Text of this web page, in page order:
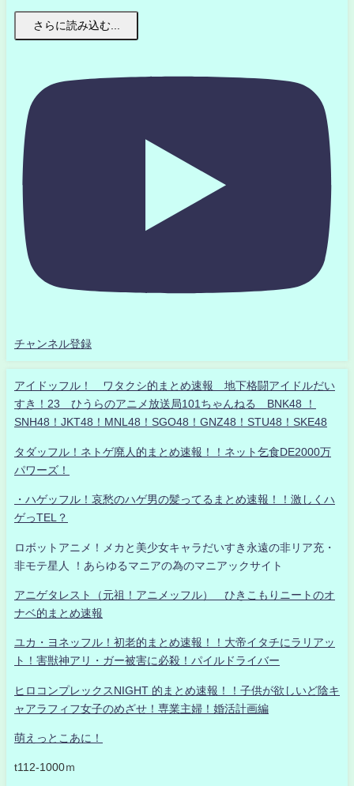
さらに読み込む...
チャンネル登録
アイドッフル！ ワタクシ的まとめ速報 地下格闘アイドルだい
すき！23 ひうらのアニメ放送局101ちゃんねる BNK48 ！
SNH48！JKT48！MNL48！SGO48！GNZ48！STU48！SKE48
タダッフル！ネトゲ廃人的まとめ速報！！ネット乞食DE2000万
パワーズ！
・ハゲッフル！哀愁のハゲ男の髪ってるまとめ速報！！激しくハ
ゲっTEL？
ロボットアニメ！メカと美少女キャラだいすき永遠の非リア充・
非モテ星人 ！あらゆるマニアの為のマニアックサイト
アニゲタレスト（元祖！アニメッフル） ひきこもりニートのオ
ナベ的まとめ速報
ユカ・ヨネッフル！初老的まとめ速報！！大帝イタチにラリアッ
ト！害獣神アリ・ガー被害に必殺！パイルドライバー
ヒロコンプレックスNIGHT 的まとめ速報！！子供が欲しいど陰キ
ャアラフィフ女子のめざせ！専業主婦！婚活計画編
萌えっとこあに！
t112-1000ｍ